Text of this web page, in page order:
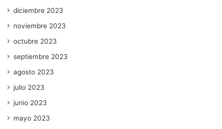
diciembre 2023
noviembre 2023
octubre 2023
septiembre 2023
agosto 2023
julio 2023
junio 2023
mayo 2023